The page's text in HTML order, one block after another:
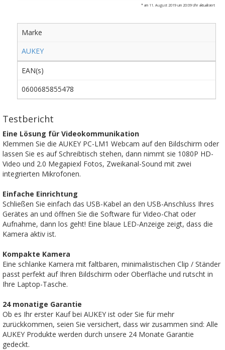
* am 11. August 2019 um 20:09 Uhr aktualisiert
Marke
AUKEY
EAN(s)
0600685855478
Testbericht
Eine Lösung für Videokommunikation
Klemmen Sie die AUKEY PC-LM1 Webcam auf den Bildschirm oder
lassen Sie es auf Schreibtisch stehen, dann nimmt sie 1080P HD-
Video und 2.0 Megapiexl Fotos, Zweikanal-Sound mit zwei
integrierten Mikrofonen.
Einfache Einrichtung
Schließen Sie einfach das USB-Kabel an den USB-Anschluss Ihres
Gerätes an und öffnen Sie die Software für Video-Chat oder
Aufnahme, dann los geht! Eine blaue LED-Anzeige zeigt, dass die
Kamera aktiv ist.
Kompakte Kamera
Eine schlanke Kamera mit faltbaren, minimalistischen Clip / Ständer
passt perfekt auf Ihren Bildschirm oder Oberfläche und rutscht in
Ihre Laptop-Tasche.
24 monatige Garantie
Ob es Ihr erster Kauf bei AUKEY ist oder Sie für mehr
zurückkommen, seien Sie versichert, dass wir zusammen sind: Alle
AUKEY Produkte werden durch unsere 24 Monate Garantie
gedeckt.